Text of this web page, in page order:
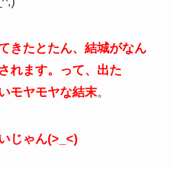
きたとたん、結城がなん
れます。って、出た
モヤモヤな結末。
じゃん(>_<)